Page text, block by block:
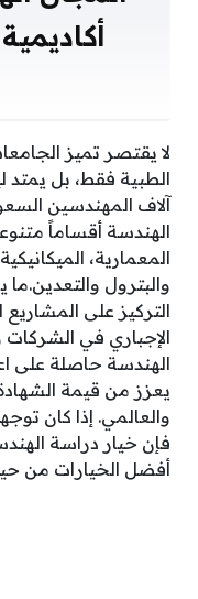
لا يقتصر تميز
الطبية فقط، بل
آلاف المهندسين
الهندسة أقساماً
المعمارية،
والبترول
التركيز على المشاريع
الإجباري في الشركات
يعزز من قيمة
والعالمي. إذا كان
فإن خيار دراسة
أفضل الخيارات من